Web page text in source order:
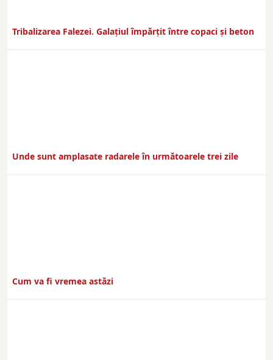
Tribalizarea Falezei. Galațiul împărțit între copaci și beton
Unde sunt amplasate radarele în următoarele trei zile
Cum va fi vremea astăzi